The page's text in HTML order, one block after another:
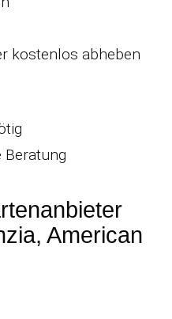
kostenlos abheben
Beratung
American